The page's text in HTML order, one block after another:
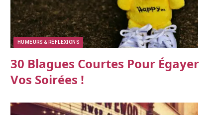
HUMEURS & RÉFLEXIONS
30 Blagues Courtes Pour Égayer
Vos Soirées !